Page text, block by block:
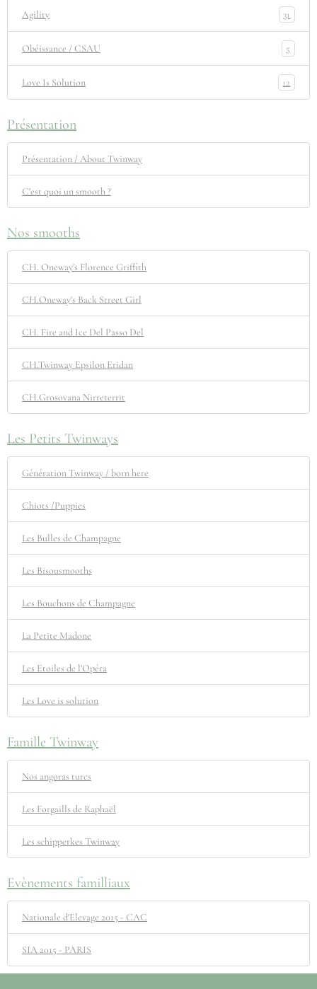
Agility 31
Obéissance / CSAU 5
Love Is Solution 12
Présentation
Présentation / About Twinway
C'est quoi un smooth ?
Nos smooths
CH. Oneway's Florence Griffith
CH.Oneway's Back Street Girl
CH. Fire and Ice Del Passo Del
CH.Twinway Epsilon Eridan
CH.Grosovana Nirreterrit
Les Petits Twinways
Génération Twinway / born here
Chiots /Puppies
Les Bulles de Champagne
Les Bisousmooths
Les Bouchons de Champagne
La Petite Madone
Les Etoiles de l'Opéra
Les Love is solution
Famille Twinway
Nos angoras turcs
Les Forgaills de Raphaël
Les schipperkes Twinway
Evènements familliaux
Nationale d'Elevage 2015 - CAC
SIA 2015 - PARIS